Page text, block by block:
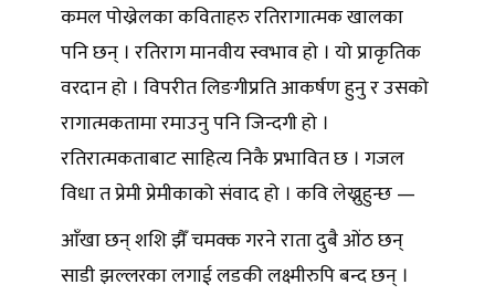
कमल पोख्रेलका कविताहरु रतिरागात्मक खालका
पनि छन् । रतिराग मानवीय स्वभाव हो । यो प्राकृतिक
वरदान हो । विपरीत लिङगीप्रति आकर्षण हुनु र उसको
रागात्मकतामा रमाउनु पनि जिन्दगी हो ।
रतिरात्मकताबाट साहित्य निकै प्रभावित छ । गजल
विधा त प्रेमी प्रेमीकाको संवाद हो । कवि लेख्नुहुन्छ —
आँखा छन् शशि झैँ चमक्क गरने राता दुबै ओंठ छन्
साडी झल्लरका लगाई लडकी लक्ष्मीरुपि बन्द छन् ।